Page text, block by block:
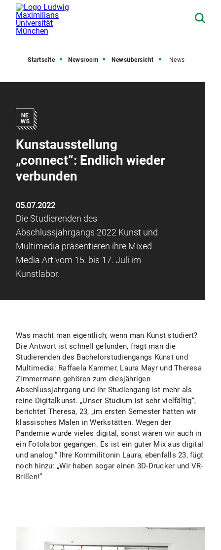
Startseite Newsroom Newsübersicht News
Kunstausstellung
„connect“: Endlich wieder
verbunden
05.07.2022
Die Studierenden des
Abschlussjahrgangs 2022 Kunst und
Multimedia präsentieren ihre Mixed
Media Art vom 15. bis 17. Juli im
Kunstlabor.
Was macht man eigentlich, wenn man Kunst studiert?
Die Antwort ist schnell gefunden, fragt man die
Studierenden des Bachelorstudiengangs Kunst und
Multimedia: Raffaela Kammer, Laura Mayr und Theresa
Zimmermann gehören zum diesjährigen
Abschlussjahrgang und ihr Studiengang ist mehr als
reine Digitalkunst. „Unser Studium ist sehr vielfältig“,
berichtet Theresa, 23, „im ersten Semester hatten wir
klassisches Malen in Werkstätten. Wegen der
Pandemie wurde vieles digital, sonst wären wir auch in
ein Fotolabor gegangen. Es ist ein guter Mix aus digital
und analog.“ Ihre Kommilitonin Laura, ebenfalls 23, fügt
noch hinzu: „Wir haben sogar einen 3D-Drucker und VR-
Brillen!“